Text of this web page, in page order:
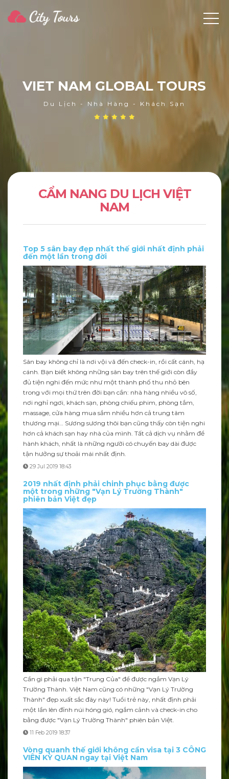
VIET NAM GLOBAL TOURS
Du Lịch - Nhà Hàng - Khách Sạn
CẨM NANG DU LỊCH VIỆT
NAM
Top 5 sân bay đẹp nhất thế giới nhất định phải
đến một lần trong đời
Sân bay không chỉ là nơi vội vã đến check-in, rồi cất cánh, hạ
cánh. Bạn biết không những sân bay trên thế giới còn đầy
đủ tiện nghi đến mức như một thành phố thu nhỏ bên
trong với mọi thứ trên đời bạn cần: nhà hàng nhiều vô số,
nơi nghỉ ngơi, khách sạn, phòng chiếu phim, phòng tắm,
massage, cửa hàng mua sắm nhiều hơn cả trung tâm
thương mại… Sương sương thôi bạn cũng thấy còn tiện nghi
hơn cả khách sạn hay nhà của mình. Tất cả dịch vụ nhằm để
hành khách, nhất là những người có chuyến bay dài được
tận hưởng sự thoải mái nhất định.
29 Jul 2019 18:43
2019 nhất định phải chinh phục bằng được
một trong những "Vạn Lý Trường Thành"
phiên bản Việt đẹp
Cần gì phải qua tận "Trung Của" để được ngắm Vạn Lý
Trường Thành. Việt Nam cũng có những "Vạn Lý Trường
Thành" đẹp xuất sắc đây này! Tuổi trẻ này, nhất định phải
một lần lên đỉnh núi hóng gió, ngắm cảnh và check-in cho
bằng được "Vạn Lý Trường Thành" phiên bản Việt.
11 Feb 2019 18:37
Vòng quanh thế giới không cần visa tại 3 CÔNG
VIÊN KỲ QUAN ngay tại Việt Nam